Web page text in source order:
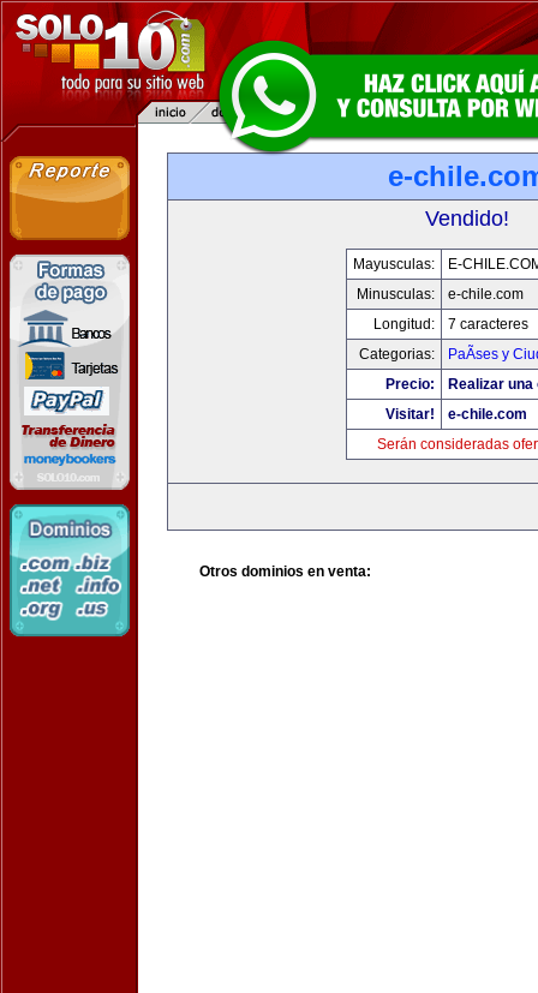
e-
Vendido!
Mayusculas:
E-
Minusculas:
e-chile.com
Longitud:
7 caracteres
Categorias:
PaÃ­ses y
Precio:
Realizar
Visitar!
e-chile.com
Serán consideradas
Otros dominios en venta: